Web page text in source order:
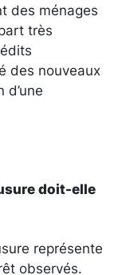
des ménages
très
des nouveaux
d’une
doit-elle
représente
observés.